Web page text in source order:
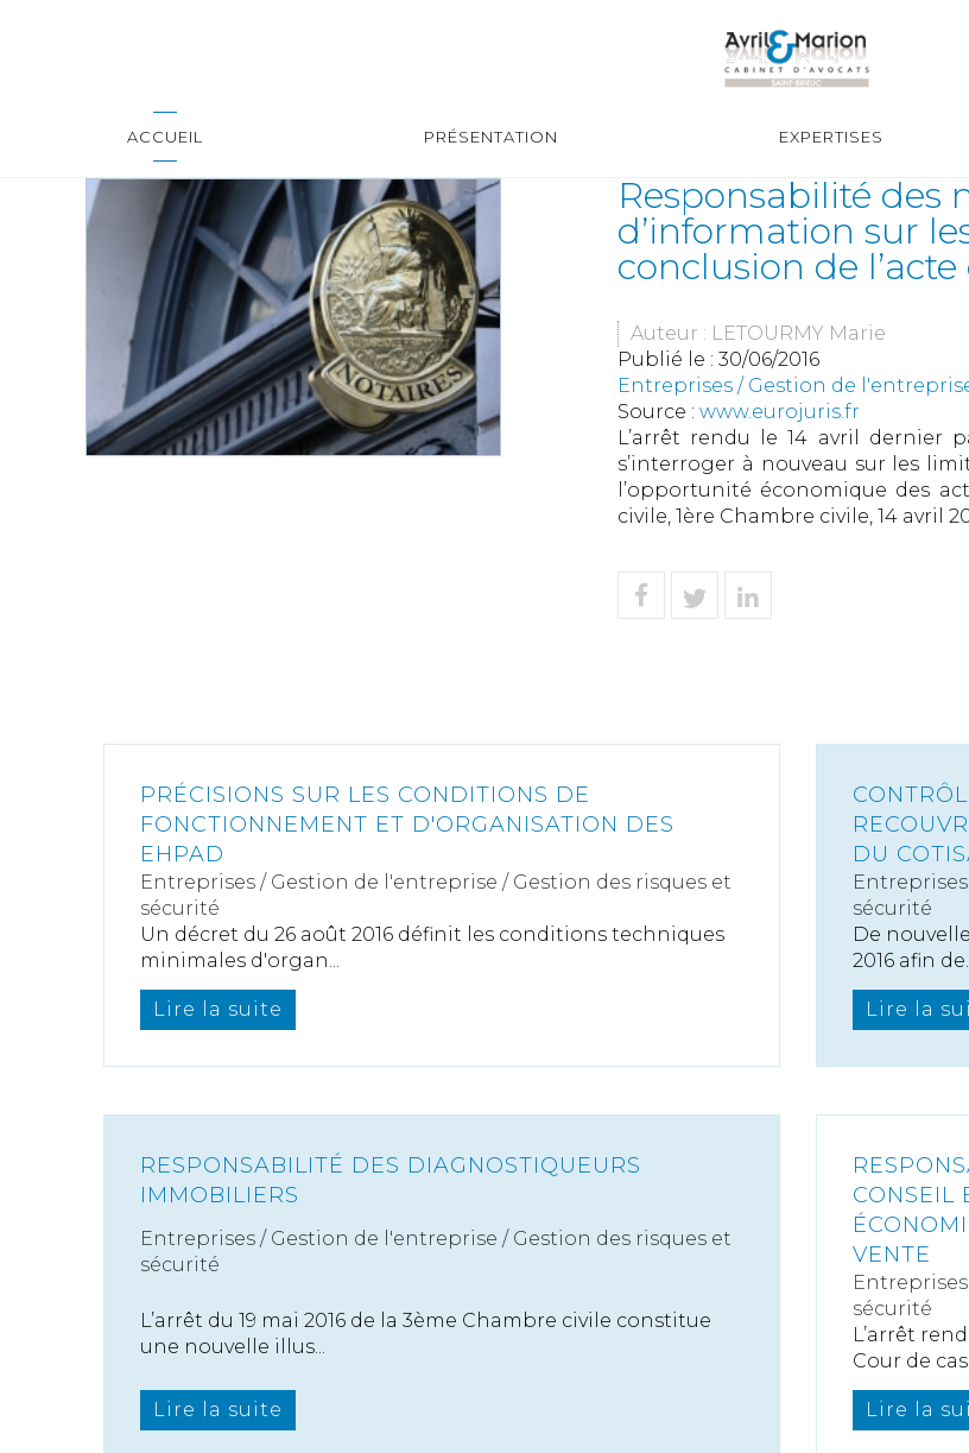
ACCUEIL PRÉSENTATION EXPERTISES
Responsabilité des
d’information sur
conclusion de
Auteur : LETOURMY Marie
Publié le : 30/06/2016
Entreprises / Gestion de
Source : www.eurojuris.fr
L’arrêt rendu le 14 avril dernier
s’interroger à nouveau sur les
l’opportunité économique des
civile, 1ère Chambre civile, 14 avril
PRÉCISIONS SUR LES CONDITIONS DE
FONCTIONNEMENT ET D'ORGANISATION DES
EHPAD
Entreprises / Gestion de l'entreprise / Gestion des risques et
sécurité
Un décret du 26 août 2016 définit les conditions techniques
minimales d'organ...
Lire la suite
DU
Entreprises
sécurité
De
2016 afin
Lire la
RESPONSABILITÉ DES DIAGNOSTIQUEURS
IMMOBILIERS
Entreprises / Gestion de l'entreprise / Gestion des risques et
sécurité
L’arrêt du 19 mai 2016 de la 3ème Chambre civile constitue
une nouvelle illus...
Lire la suite
CONSEIL
VENTE
Entreprises
sécurité
L’arrêt
Cour de
Lire la